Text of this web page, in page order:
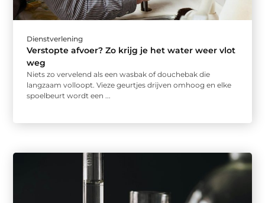
Dienstverlening
Verstopte afvoer? Zo krijg je het water weer vlot
weg
Niets zo vervelend als een wasbak of douchebak die
langzaam volloopt. Vieze geurtjes drijven omhoog en elke
spoelbeurt wordt een ...